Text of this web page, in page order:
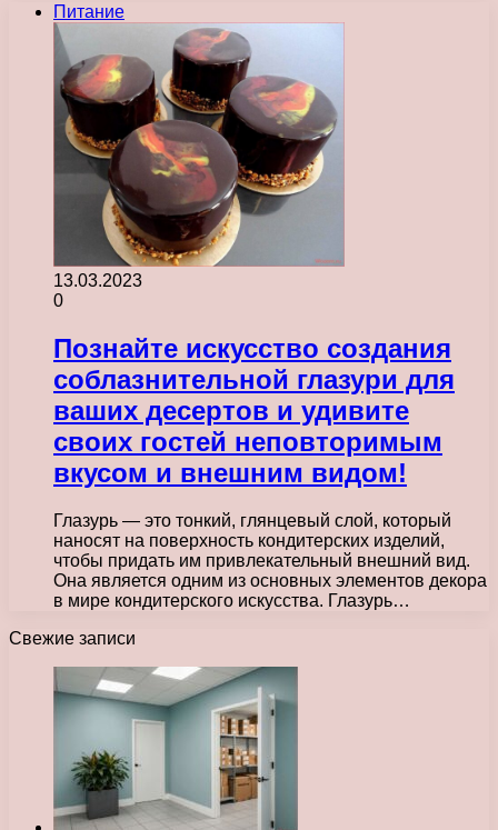
Питание
13.03.2023
0
Познайте искусство создания
соблазнительной глазури для
ваших десертов и удивите
своих гостей неповторимым
вкусом и внешним видом!
Глазурь — это тонкий, глянцевый слой, который
наносят на поверхность кондитерских изделий,
чтобы придать им привлекательный внешний вид.
Она является одним из основных элементов декора
в мире кондитерского искусства. Глазурь…
Свежие записи